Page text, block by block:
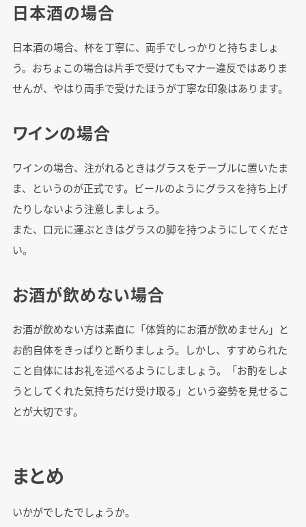
日本酒の場合
日本酒の場合、杯を丁寧に、両手でしっかりと持ちましょ
う。おちょこの場合は片手で受けてもマナー違反ではありま
せんが、やはり両手で受けたほうが丁寧な印象はあります。
ワインの場合
ワインの場合、注がれるときはグラスをテーブルに置いたま
ま、というのが正式です。ビールのようにグラスを持ち上げ
たりしないよう注意しましょう。
また、口元に運ぶときはグラスの脚を持つようにしてくださ
い。
お酒が飲めない場合
お酒が飲めない方は素直に「体質的にお酒が飲めません」と
お酌自体をきっぱりと断りましょう。しかし、すすめられた
こと自体にはお礼を述べるようにしましょう。「お酌をしよ
うとしてくれた気持ちだけ受け取る」という姿勢を見せるこ
とが大切です。
まとめ
いかがでしたでしょうか。